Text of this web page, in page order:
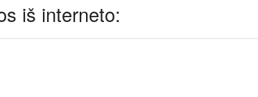
iš interneto: